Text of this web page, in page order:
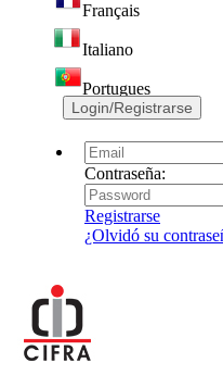
Français
Italiano
Portugues
Login/Registrarse
Contraseña:
Registrarse
¿Olvidó su